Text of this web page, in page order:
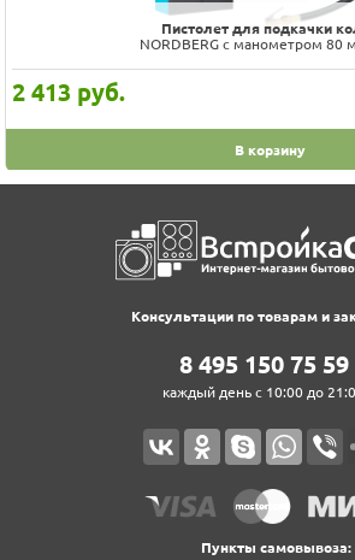
Пистолет для подкачки
NORDBERG с манометром 80
2 413 руб.
В корзину
Консультации по товарам и
8‍ 4‍9‍5‍ 1‍5‍0‍ 7‍5‍ 5‍9‍
каждый день с 10:00 до
Пункты самовывоза: